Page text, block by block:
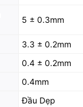
5 ± 0.3mm
3.3 ± 0.2mm
0.4 ± 0.2mm
0.4mm
Đầu Dẹp